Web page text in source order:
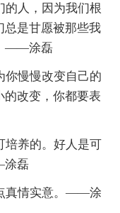
的人，因为我们根
总是甘愿被那些我
——涂磊
你慢慢改变自己的
的改变，你都要表
培养的。好人是可
涂磊
真情实意。——涂